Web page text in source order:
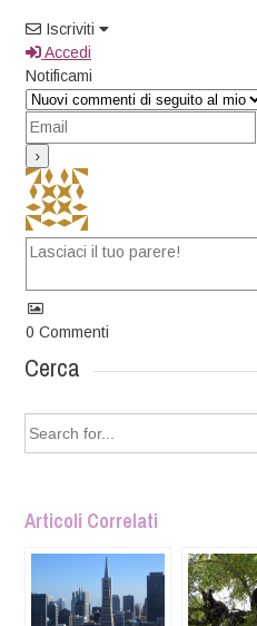
Iscriviti
Accedi
Notificami
0 Commenti
Cerca
Search
for:
Articoli Correlati